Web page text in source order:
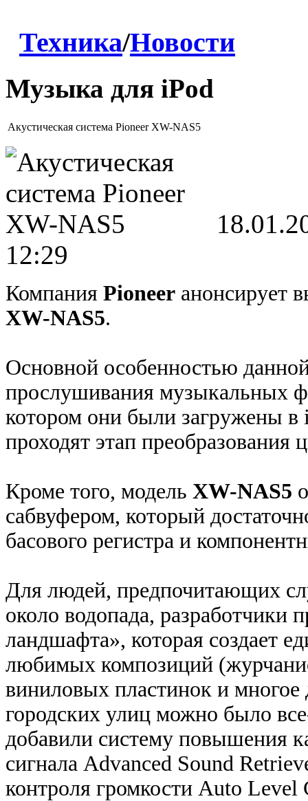
Техника/Новости
Музыка для iPod
Акустическая система Pioneer XW-NAS5
12:29
Компания Pioneer анонсирует
XW-NAS5.
Основной особенностью
прослушивания музыкальных
котором они были загружены
проходят этап преобразования
Кроме того, модель XW-NAS5
сабвуфером, который
басового регистра и
Для людей, предпочитающих
около водопада, разработчики
ландшафта», которая создает
любимых композиций
виниловых пластинок и
городских улиц можно было
добавили систему повышения
сигнала Advanced Sound
контроля громкости Auto Level